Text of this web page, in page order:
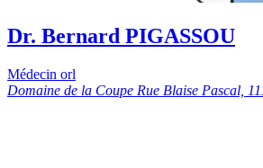
Dr. Bernard PIGASSOU
Médecin orl
Domaine de la Coupe Rue Blaise Pascal,